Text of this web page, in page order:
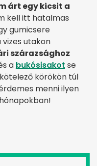
árt egy kicsit a
kell itt hatalmas
gumicsere
utakon
szárazsághoz
a bukósisakot se
körökön túl
menni ilyen